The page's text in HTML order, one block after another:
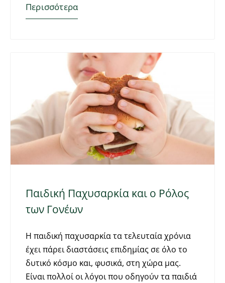
Περισσότερα
Παιδική Παχυσαρκία και ο Ρόλος
των Γονέων
Η παιδική παχυσαρκία τα τελευταία χρόνια
έχει πάρει διαστάσεις επιδημίας σε όλο το
δυτικό κόσμο και, φυσικά, στη χώρα μας.
Είναι πολλοί οι λόγοι που οδηγούν τα παιδιά